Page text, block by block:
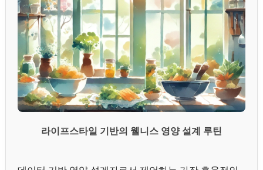
라이프스타일 기반의 웰니스 영양 설계 루틴